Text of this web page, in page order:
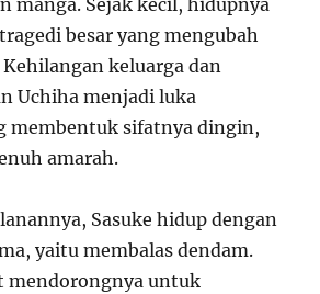
besar yang mengubah
keluarga dan
Uchiha menjadi luka
membentuk sifatnya dingin,
amarah.
Sasuke hidup dengan
yaitu membalas dendam.
mendorongnya untuk